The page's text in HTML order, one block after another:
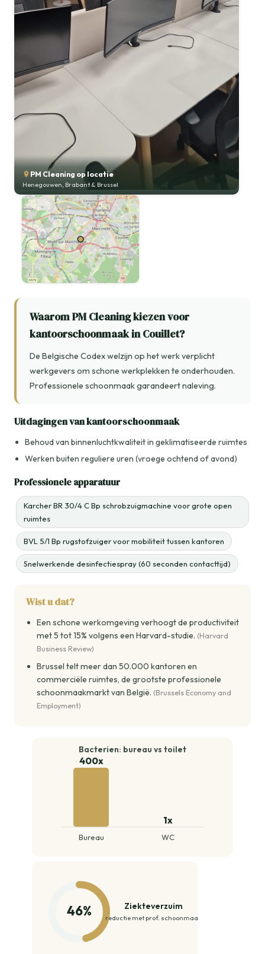
PM Cleaning op locatie
Henegouwen, Brabant & Brussel
Waarom PM Cleaning kiezen voor
kantoorschoonmaak in Couillet?
De Belgische Codex welzijn op het werk verplicht
werkgevers om schone werkplekken te onderhouden.
Professionele schoonmaak garandeert naleving.
Uitdagingen van kantoorschoonmaak
Behoud van binnenluchtkwaliteit in geklimatiseerde ruimtes
Werken buiten reguliere uren (vroege ochtend of avond)
Professionele apparatuur
Karcher BR 30/4 C Bp schrobzuigmachine voor grote open
ruimtes
BVL 5/1 Bp rugstofzuiger voor mobiliteit tussen kantoren
Snelwerkende desinfectiespray (60 seconden contacttijd)
Wist u dat?
Een schone werkomgeving verhoogt de productiviteit
met 5 tot 15% volgens een Harvard-studie. (Harvard
Business Review)
Brussel telt meer dan 50.000 kantoren en
commerciële ruimtes, de grootste professionele
schoonmaakmarkt van België. (Brussels Economy and
Employment)
Bacterien: bureau vs toilet
400x
Bureau
1x
WC
46% Ziekteverzuim
reductie met prof. schoonmaak